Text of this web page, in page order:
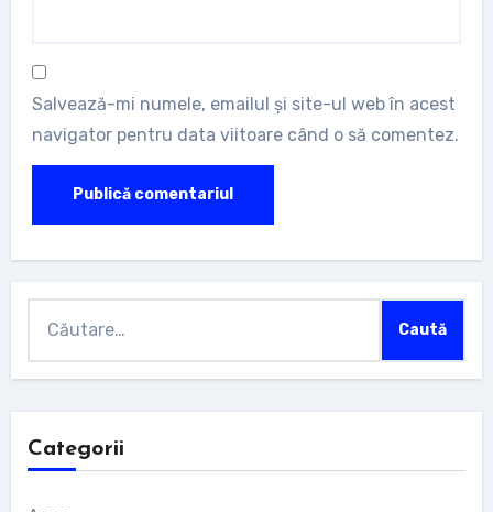
Salvează-mi numele, emailul și site-ul web în acest
navigator pentru data viitoare când o să comentez.
după:
Categorii